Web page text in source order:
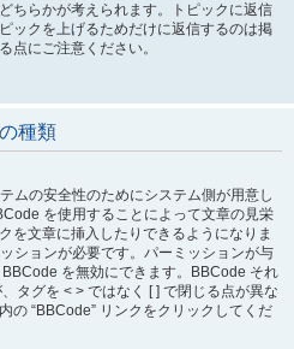
ちらかが考えられます。トピックに返信
ックを上げるためだけに返信するのは掲
点にご注意ください。
種類
ムの安全性のためにシステム側が用意し
を使用することによって文章の見栄
を文章に挿入したりできるようになりま
ションが必要です。パーミッションが与
を無効にできます。BBCode それ
タグを < > ではなく [ ] で閉じる点が異な
の “BBCode” リンクをクリックしてくだ